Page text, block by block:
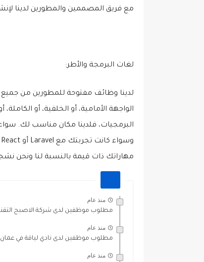
مع فريق المصممين والمطورين لدينا
لغات البرمجة والأطر:
لدينا وظائف مفتوحة للمطورين من
الواجهة الأمامية، أو الخلفية، أو
مهاراتك ذات قيمة بالنسبة لنا ونحن
منذ عام
مطلوب موظفين لدى شركة الاصبح
منذ عام
مطلوب موظفين لدى نادي لياقة في عمان
منذ عام